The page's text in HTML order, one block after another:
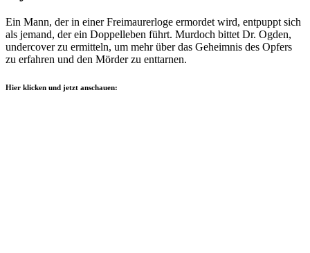
Ein Mann, der in einer Freimaurerloge ermordet wird, entpuppt sich
als jemand, der ein Doppelleben führt. Murdoch bittet Dr. Ogden,
undercover zu ermitteln, um mehr über das Geheimnis des Opfers
zu erfahren und den Mörder zu enttarnen.
Hier klicken und jetzt anschauen: